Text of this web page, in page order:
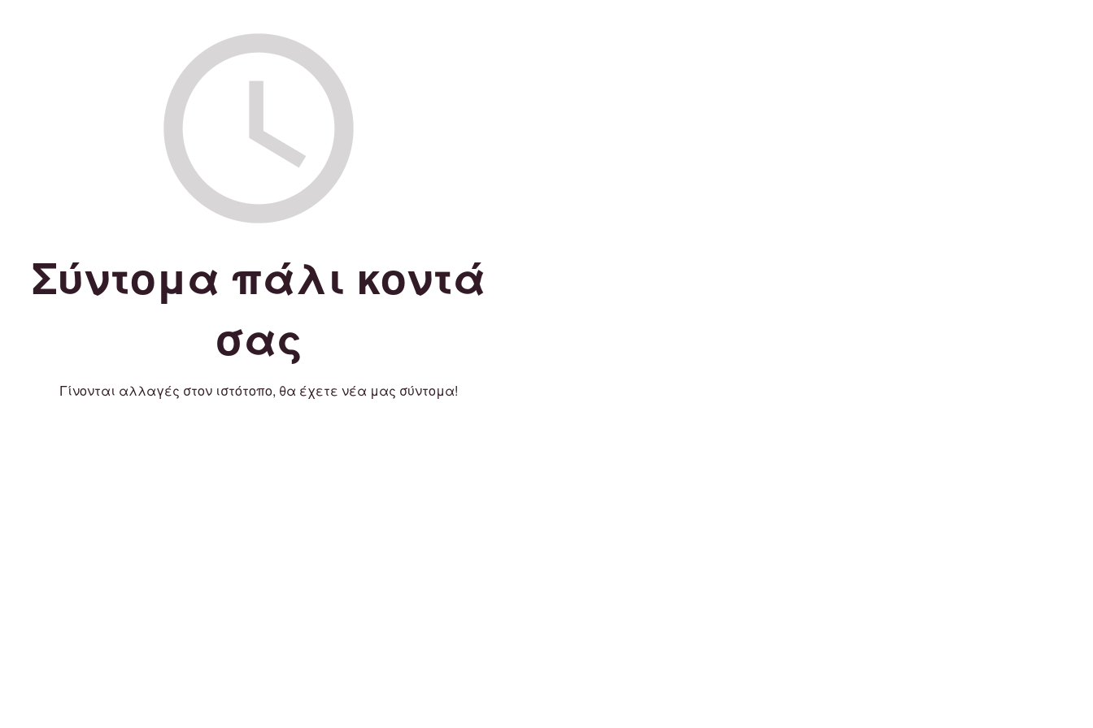
Σύντομα πάλι κοντά
σας
Γίνονται αλλαγές στον ιστότοπο, θα έχετε νέα μας σύντομα!